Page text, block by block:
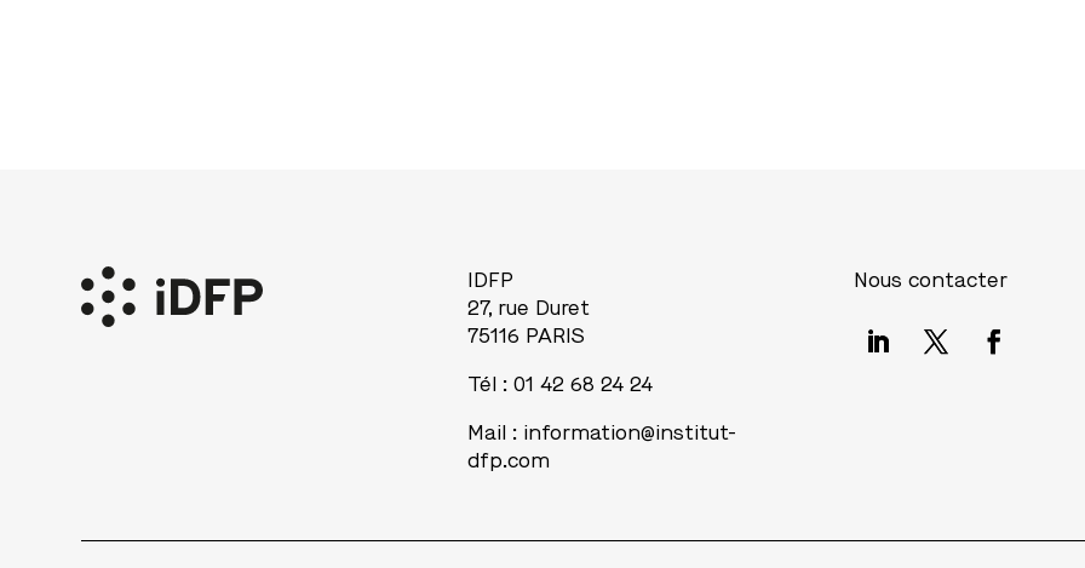
IDFP
27, rue Duret
75116 PARIS
Tél : 01 42 68 24 24
Mail : information@institut-
dfp.com
Nous contacter